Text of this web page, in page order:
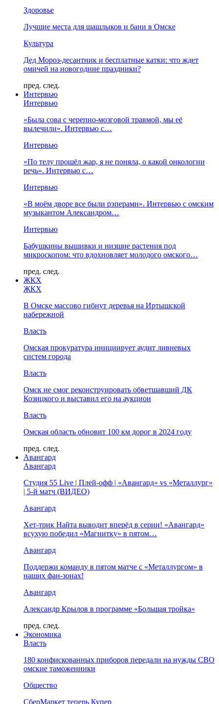
Здоровье
Лучшие места для шашлыков и бани в Омске
Культура
Дед Мороз-десантник и бесплатные катки: что ждет
омичей на новогодние праздники?
пред. след.
Интервью
Интервью
«Была сова с черепно-мозговой травмой, мы её
вылечили». Интервью с…
Интервью
«По телу прошёл жар, я не поняла, о какой онкологии
речь». Интервью с…
Интервью
«В моём дворе все были рэперами». Интервью с омским
музыкантом Александром…
Интервью
Бабушкины вышивки и низшие растения под
микроскопом: что вдохновляет молодого омского…
пред. след.
ЖКХ
ЖКХ
В Омске массово гибнут деревья на Иртышской
набережной
Власть
Омская прокуратура инициирует аудит ливневых
систем города
Власть
Омск не смог реконструировать обветшавший ДК
Козицкого и выставил его на аукцион
Власть
Омская область обновит 100 км дорог в 2024 году
пред. след.
Авангард
Авангард
Студия 55 Live | Плей-офф | «Авангард» vs «Металлург»
| 5-й матч (ВИДЕО)
Авангард
Хет-трик Найта выводит вперёд в серии! «Авангард»
всухую победил «Магнитку» в пятом…
Авангард
Поддержи команду в пятом матче с «Металлургом» в
наших фан-зонах!
Авангард
Александр Крылов в программе «Большая тройка»
пред. след.
Экономика
Власть
180 конфискованных приборов передали на нужды СВО
омские таможенники
Общество
СберМаркет теперь Купер